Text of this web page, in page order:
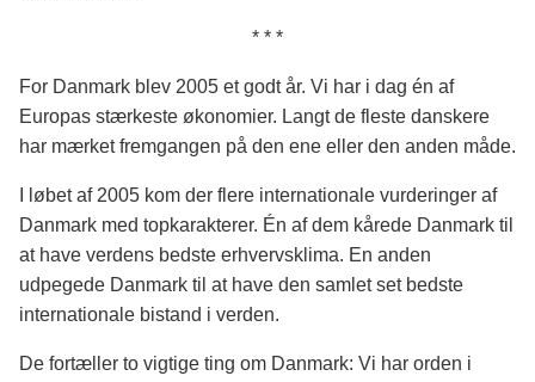
* * *
For Danmark blev 2005 et godt år. Vi har i dag én af
Europas stærkeste økonomier. Langt de fleste danskere
har mærket fremgangen på den ene eller den anden måde.
I løbet af 2005 kom der flere internationale vurderinger af
Danmark med topkarakterer. Én af dem kårede Danmark til
at have verdens bedste erhvervsklima. En anden
udpegede Danmark til at have den samlet set bedste
internationale bistand i verden.
De fortæller to vigtige ting om Danmark: Vi har orden i